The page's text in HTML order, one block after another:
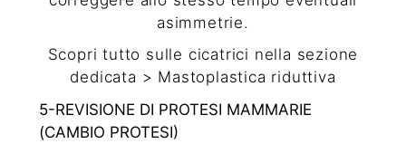
asimmetrie.
Scopri tutto sulle cicatrici nella sezione
dedicata > Mastoplastica riduttiva
5-REVISIONE DI PROTESI MAMMARIE
(CAMBIO PROTESI)